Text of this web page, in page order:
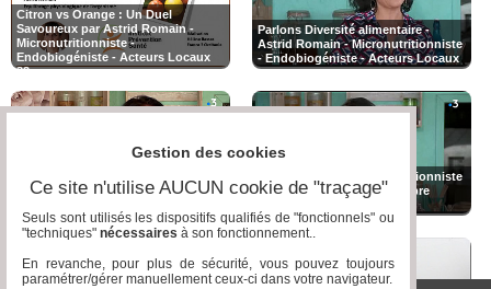
Citron vs Orange : Un Duel
Savoureux par Astrid Romain -
Micronutritionniste -
Endobiogéniste - Acteurs Locaux
82
Parlons Diversité alimentaire -
Astrid Romain - Micronutritionniste
- Endobiogéniste - Acteurs Locaux
Parlons sucre - Comment équilibrer
bon dessert sucré* ? - par Astrid
Astrid Romain - Micronutritionniste
- Endobiogéniste - L'équilibre
Gestion des cookies
Ce site n'utilise AUCUN cookie de "traçage"
Seuls sont utilisés les dispositifs qualifiés de "fonctionnels" ou
"techniques" nécessaires à son fonctionnement..
En revanche, pour plus de sécurité, vous pouvez toujours
paramétrer/gérer manuellement ceux-ci dans votre navigateur.